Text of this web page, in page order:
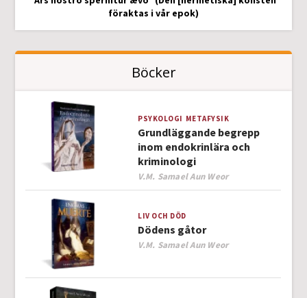
föraktas i vår epok)
Böcker
PSYKOLOGI METAFYSIK
Grundläggande begrepp
inom endokrinlära och
kriminologi
Author
V.M. Samael Aun Weor
LIV OCH DÖD
Dödens gåtor
Author
V.M. Samael Aun Weor